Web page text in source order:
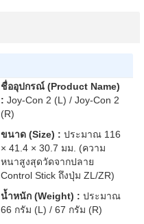
ชื่ออุปกรณ์ (Product Name)
: Joy-Con 2 (L) / Joy-Con 2
(R)
ขนาด (Size) : ประมาณ 116
× 41.4 × 30.7 มม. (ความ
หนาสูงสุดวัดจากปลาย
Control Stick ถึงปุ่ม ZL/ZR)
น้ำหนัก (Weight) : ประมาณ
66 กรัม (L) / 67 กรัม (R)